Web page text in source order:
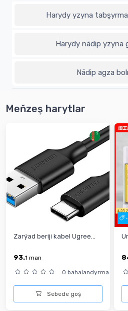
Harydy yzyna
Harydy nädip yzyna
Nädip agza
Meňzeş harytlar
Zarýad beriji kabel Ugree...
93.1 man
0 bahalandyrma
Sebede goş